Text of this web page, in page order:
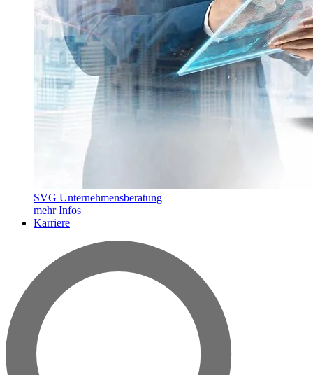
SVG Unternehmensberatung
mehr Infos
Karriere